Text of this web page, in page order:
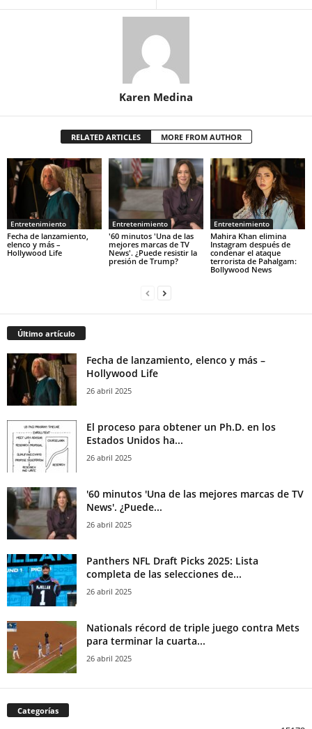
Karen Medina
RELATED ARTICLES MORE FROM AUTHOR
Entretenimiento
Fecha de lanzamiento,
elenco y más –
Hollywood Life
Entretenimiento
'60 minutos 'Una de las
mejores marcas de TV
News'. ¿Puede resistir la
presión de Trump?
Entretenimiento
Mahira Khan elimina
Instagram después de
condenar el ataque
terrorista de Pahalgam:
Bollywood News
Último artículo
Fecha de lanzamiento, elenco y más –
Hollywood Life
26 abril 2025
El proceso para obtener un Ph.D. en los
Estados Unidos ha...
26 abril 2025
'60 minutos 'Una de las mejores marcas de TV
News'. ¿Puede...
26 abril 2025
Panthers NFL Draft Picks 2025: Lista
completa de las selecciones de...
26 abril 2025
Nationals récord de triple juego contra Mets
para terminar la cuarta...
26 abril 2025
Categorías